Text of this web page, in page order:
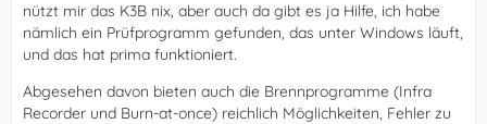
nützt mir das K3B nix, aber auch da gibt es ja Hilfe, ich habe
nämlich ein Prüfprogramm gefunden, das unter Windows läuft,
und das hat prima funktioniert.
Abgesehen davon bieten auch die Brennprogramme (Infra
Recorder und Burn-at-once) reichlich Möglichkeiten, Fehler zu